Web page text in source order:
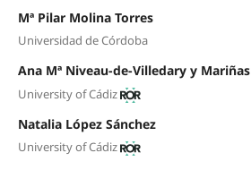
Mª Pilar Molina Torres
Universidad de Córdoba
Ana Mª Niveau-de-Villedary y Mariñas
University of Cádiz
Natalia López Sánchez
University of Cádiz